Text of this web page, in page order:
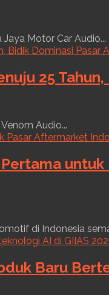
Motor Car Audio...
25
Audio...
di Indonesia
Baru